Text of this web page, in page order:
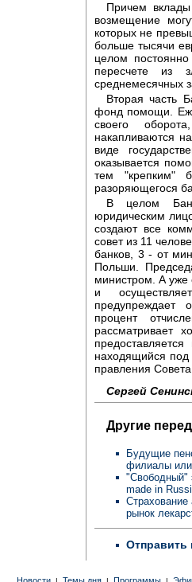
Причем
возмещение
которых не
больше тысячи
целом
пересчете из
среднемесячных
Вторая часть
фонд помощи.
своего
накапливаются
виде
оказывается
тем "крепким"
разоряющегося
В целом
юридическим
создают все
совет из 11
банков, 3 - от
Польши.
министром. А уже
и
предупреждает
процент
рассматривает
находящийся под
правления
Сергей
Другие
Будущие
филиалы
"Свободный"
made in
Страхование
рынок
Отправить